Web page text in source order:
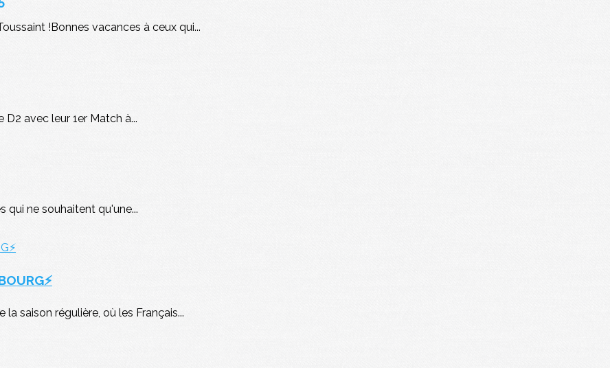
!Bonnes vacances à ceux qui...
avec leur 1er Match à...
qui ne souhaitent qu'une...
saison régulière, où les Français...